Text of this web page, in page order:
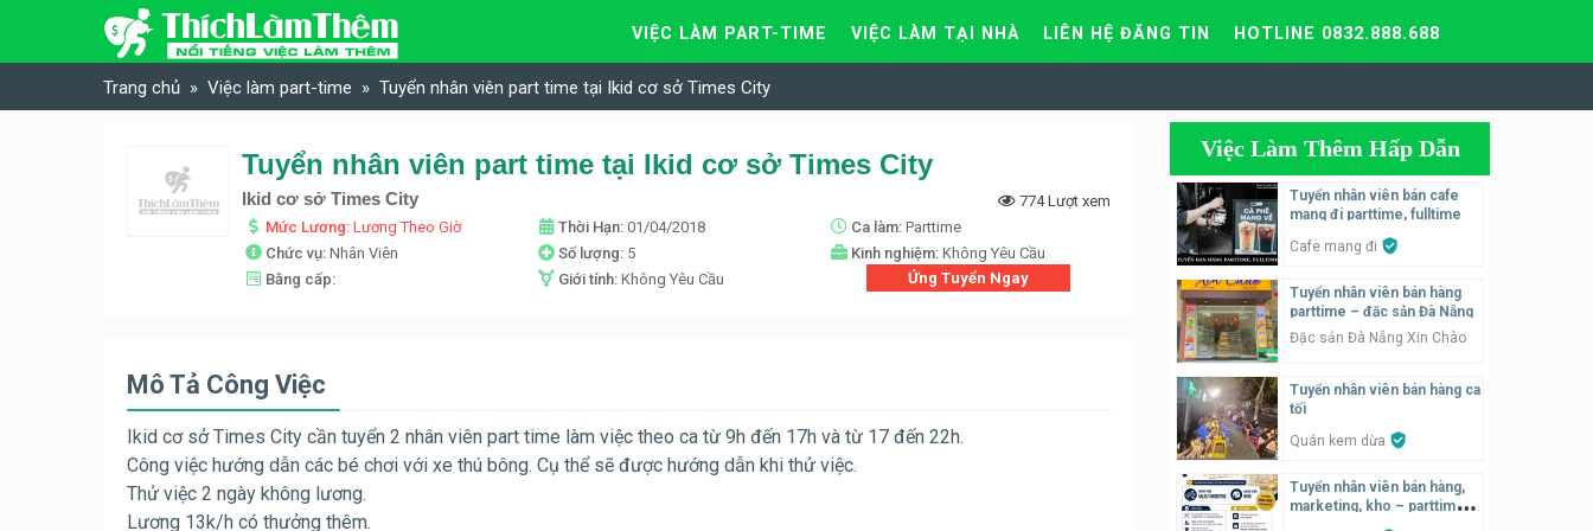
Skip to content
VIỆC LÀM PART-TIME VIỆC LÀM TẠI NHÀ LIÊN HỆ ĐĂNG TIN HOTLINE 0832.888.688
Trang chủ Việc làm part-time Tuyển nhân viên part time tại Ikid cơ sở Times City
Tuyển nhân viên part time tại Ikid cơ sở Times City
Ikid cơ sở Times City
774 Lượt xem
Mức Lương: Lương Theo Giờ Thời Hạn: 01/04/2018 Ca làm: Parttime
Chức vụ: Nhân Viên Số lượng: 5 Kinh nghiệm: Không Yêu Cầu
Bằng cấp:
Giới tính: Không Yêu Cầu Ứng Tuyển Ngay
Mô Tả Công Việc
Ikid cơ sở Times City cần tuyển 2 nhân viên part time làm việc theo ca từ 9h đến 17h và từ 17 đến 22h.
Công việc hướng dẫn các bé chơi với xe thú bông. Cụ thể sẽ được hướng dẫn khi thử việc.
Thử việc 2 ngày không lương.
Lương 13k/h có thưởng thêm.
Việc Làm Thêm Hấp Dẫn
Tuyển nhân viên bán cafe
mang đi parttime, fulltime
Cafe mang đi
Tuyển nhân viên bán hàng
parttime – đặc sản Đà Nẵng
Đặc sản Đà Nẵng Xin Chào
Tuyển nhân viên bán hàng ca
tối
Quán kem dừa
Tuyển nhân viên bán hàng,
marketing, kho – parttime,